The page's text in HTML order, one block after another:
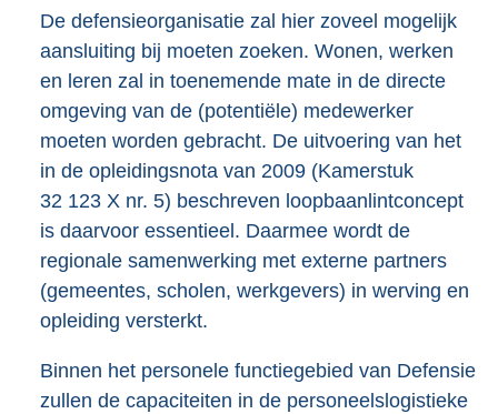
De defensieorganisatie zal hier zoveel mogelijk
aansluiting bij moeten zoeken. Wonen, werken
en leren zal in toenemende mate in de directe
omgeving van de (potentiële) medewerker
moeten worden gebracht. De uitvoering van het
in de opleidingsnota van 2009 (Kamerstuk
32 123 X nr. 5) beschreven loopbaanlintconcept
is daarvoor essentieel. Daarmee wordt de
regionale samenwerking met externe partners
(gemeentes, scholen, werkgevers) in werving en
opleiding versterkt.
Binnen het personele functiegebied van Defensie
zullen de capaciteiten in de personeelslogistieke